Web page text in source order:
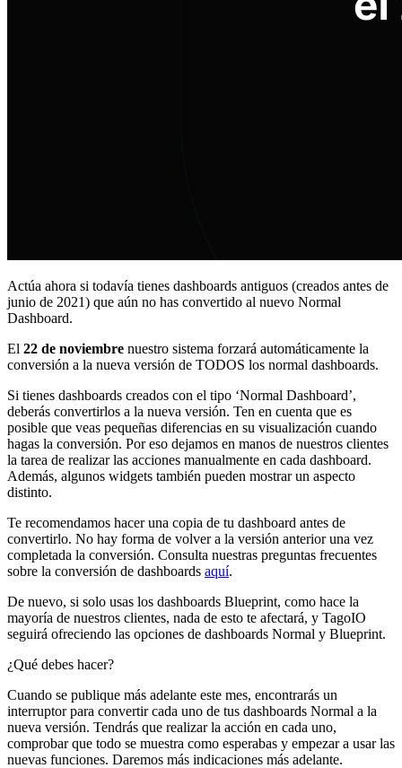
Actúa ahora si todavía tienes dashboards antiguos (creados antes de
junio de 2021) que aún no has convertido al nuevo Normal
Dashboard.
El 22 de noviembre nuestro sistema forzará automáticamente la
conversión a la nueva versión de TODOS los normal dashboards.
Si tienes dashboards creados con el tipo ‘Normal Dashboard’,
deberás convertirlos a la nueva versión. Ten en cuenta que es
posible que veas pequeñas diferencias en su visualización cuando
hagas la conversión. Por eso dejamos en manos de nuestros clientes
la tarea de realizar las acciones manualmente en cada dashboard.
Además, algunos widgets también pueden mostrar un aspecto
distinto.
Te recomendamos hacer una copia de tu dashboard antes de
convertirlo. No hay forma de volver a la versión anterior una vez
completada la conversión. Consulta nuestras preguntas frecuentes
sobre la conversión de dashboards aquí.
De nuevo, si solo usas los dashboards Blueprint, como hace la
mayoría de nuestros clientes, nada de esto te afectará, y TagoIO
seguirá ofreciendo las opciones de dashboards Normal y Blueprint.
¿Qué debes hacer?
Cuando se publique más adelante este mes, encontrarás un
interruptor para convertir cada uno de tus dashboards Normal a la
nueva versión. Tendrás que realizar la acción en cada uno,
comprobar que todo se muestra como esperabas y empezar a usar las
nuevas funciones. Daremos más indicaciones más adelante.